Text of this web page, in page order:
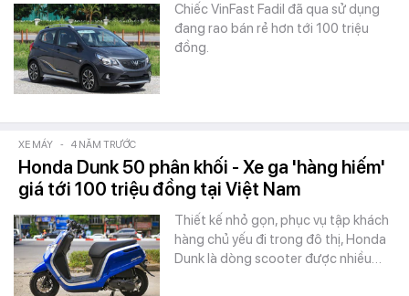
Chiếc VinFast Fadil đã qua sử dụng
đang rao bán rẻ hơn tới 100 triệu
đồng.
XE MÁY - 4 NĂM TRƯỚC
Honda Dunk 50 phân khối - Xe ga 'hàng hiếm'
giá tới 100 triệu đồng tại Việt Nam
Thiết kế nhỏ gọn, phục vụ tập khách
hàng chủ yếu đi trong đô thị, Honda
Dunk là dòng scooter được nhiều…